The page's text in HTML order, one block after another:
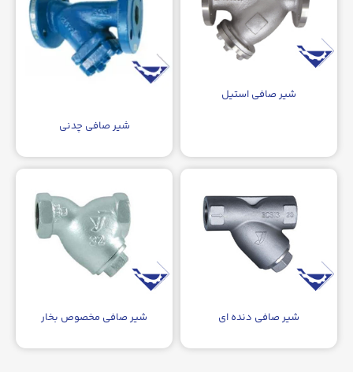
شیر صافی استیل
شیر صافی چدنی
شیر صافی دنده ای شیر صافی مخصوص بخار